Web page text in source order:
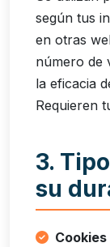
según tus
en otras
número de
la eficacia
Requieren
3.
su